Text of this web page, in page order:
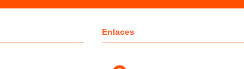
Enlaces